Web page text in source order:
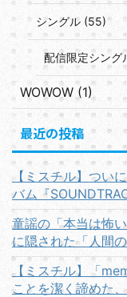
シングル (55)
配信限定シング
WOWOW (1)
最近の投稿
【ミスチル】つい
バム『
童謡の「本当は怖
に隠された「人間
【ミスチル】「
ことを潔く諦めた